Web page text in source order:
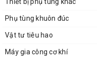
Phụ tùng khuôn đúc
Vật tư tiêu hao
Máy gia công cơ khí